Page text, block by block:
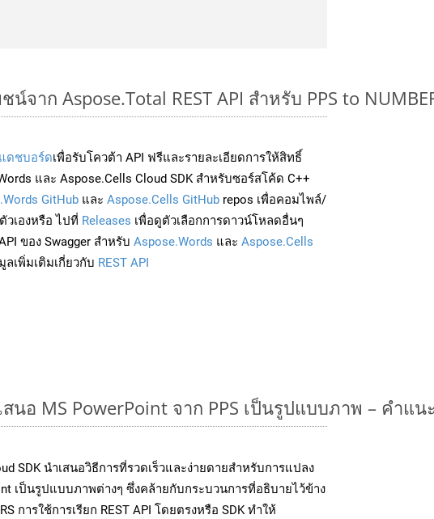
น์จาก Aspose.Total REST API สำหรับ PPS to
แดชบอร์ดเพื่อรับโควต้า API ฟรีและรายละเอียดการให้สิทธิ์
และ Aspose.Cells Cloud SDK สำหรับซอร์สโค้ด C++
GitHub และ Aspose.Cells GitHub repos เพื่อคอมไพล์/
วเองหรือ ไปที่ Releases เพื่อดูตัวเลือกการดาวน์โหลดอื่นๆ
ของ Swagger สำหรับ Aspose.Words และ Aspose.Cells
ลเพิ่มเติมเกี่ยวกับ REST API
นอ MS PowerPoint จาก PPS เป็นรูปแบบภาพ – คำแ
SDK นำเสนอวิธีการที่รวดเร็วและง่ายดายสำหรับการแปลง
เป็นรูปแบบภาพต่างๆ ซึ่งคล้ายกับกระบวนการที่อธิบายไว้ข้าง
การใช้การเรียก REST API โดยตรงหรือ SDK ทำให้